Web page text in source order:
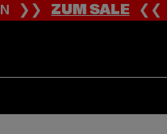
❯❯ZUM SALE❮❮